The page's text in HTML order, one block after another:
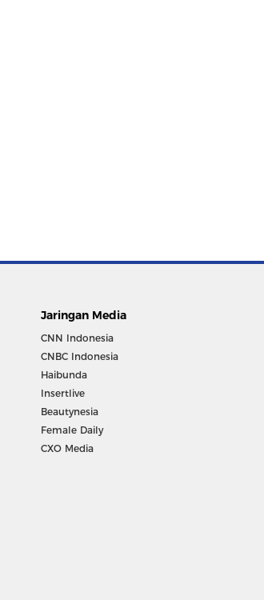
Jaringan Media
CNN Indonesia
CNBC Indonesia
Haibunda
Insertlive
Beautynesia
Female Daily
CXO Media